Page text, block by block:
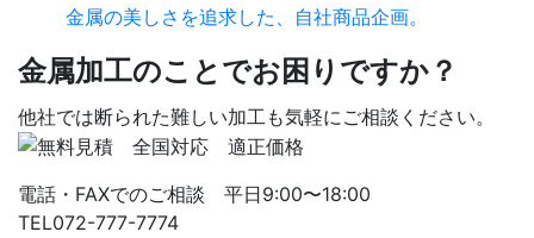
金属の美しさを追求した、自社商品企画。
金属加工のことでお困りですか？
他社では断られた難しい加工も気軽にご相談ください。
電話・FAXでのご相談 平日9:00〜18:00
TEL072-777-7774